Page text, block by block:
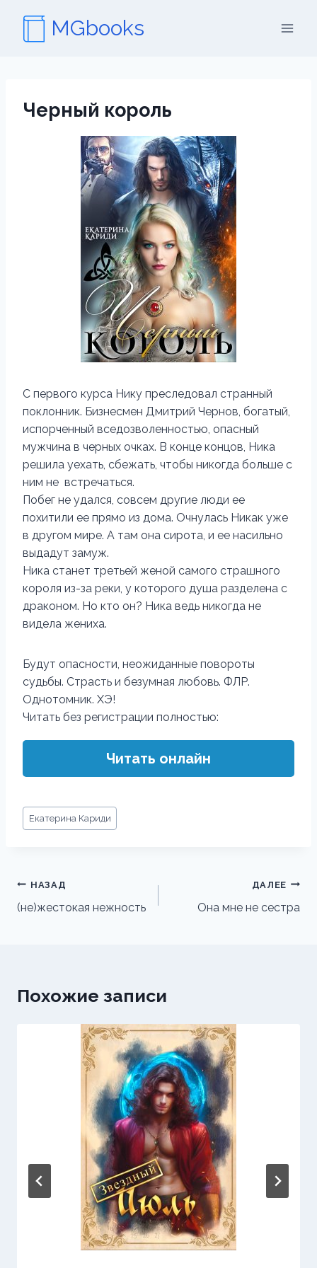
содержимому
MGbooks
Черный король
С первого курса Нику преследовал странный
поклонник. Бизнесмен Дмитрий Чернов, богатый,
испорченный вседозволенностью, опасный
мужчина в черных очках. В конце концов, Ника
решила уехать, сбежать, чтобы никогда больше с
ним не встречаться.
Побег не удался, совсем другие люди ее
похитили ее прямо из дома. Очнулась Никак уже
в другом мире. А там она сирота, и ее насильно
выдадут замуж.
Ника станет третьей женой самого страшного
короля из-за реки, у которого душа разделена с
драконом. Но кто он? Ника ведь никогда не
видела жениха.
Будут опасности, неожиданные повороты
судьбы. Страсть и безумная любовь. ФЛР.
Однотомник. ХЭ!
Читать без регистрации полностью:
Читать онлайн
Метки
записи:
Екатерина Кариди
Навигация
по
НАЗАД
(не)жестокая нежность
ДАЛЕЕ
Она мне не сестра
Похожие записи